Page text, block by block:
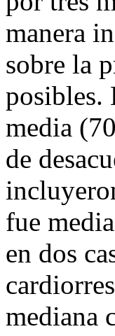
manera
sobre la
posibles.
media
de
fue
en dos
mediana